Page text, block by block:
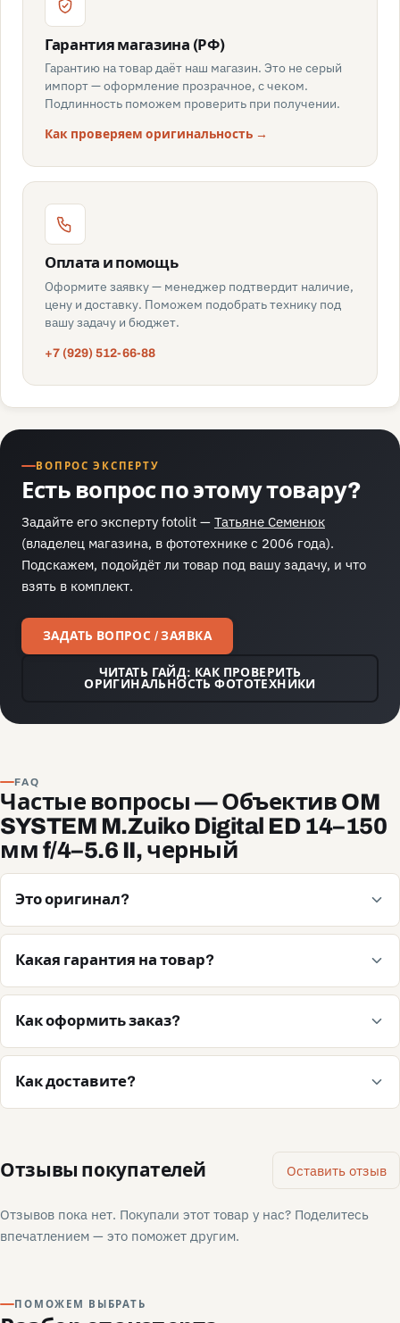
Гарантия магазина (РФ)
Гарантию на товар даёт наш магазин. Это не серый
импорт — оформление прозрачное, с чеком.
Подлинность поможем проверить при получении.
Как проверяем оригинальность →
Оплата и помощь
Оформите заявку — менеджер подтвердит наличие,
цену и доставку. Поможем подобрать технику под
вашу задачу и бюджет.
+7 (929) 512-66-88
ВОПРОС ЭКСПЕРТУ
Есть вопрос по этому товару?
Задайте его эксперту fotolit — Татьяне Семенюк
(владелец магазина, в фототехнике с 2006 года).
Подскажем, подойдёт ли товар под вашу задачу, и что
взять в комплект.
ЗАДАТЬ ВОПРОС / ЗАЯВКА
ЧИТАТЬ ГАЙД: КАК ПРОВЕРИТЬ
ОРИГИНАЛЬНОСТЬ ФОТОТЕХНИКИ
FAQ
Частые вопросы — Объектив OM
SYSTEM M.Zuiko Digital ED 14–150
мм f/4–5.6 II, черный
Это оригинал?
Какая гарантия на товар?
Как оформить заказ?
Как доставите?
Отзывы покупателей Оставить отзыв
Отзывов пока нет. Покупали этот товар у нас? Поделитесь
впечатлением — это поможет другим.
ПОМОЖЕМ ВЫБРАТЬ